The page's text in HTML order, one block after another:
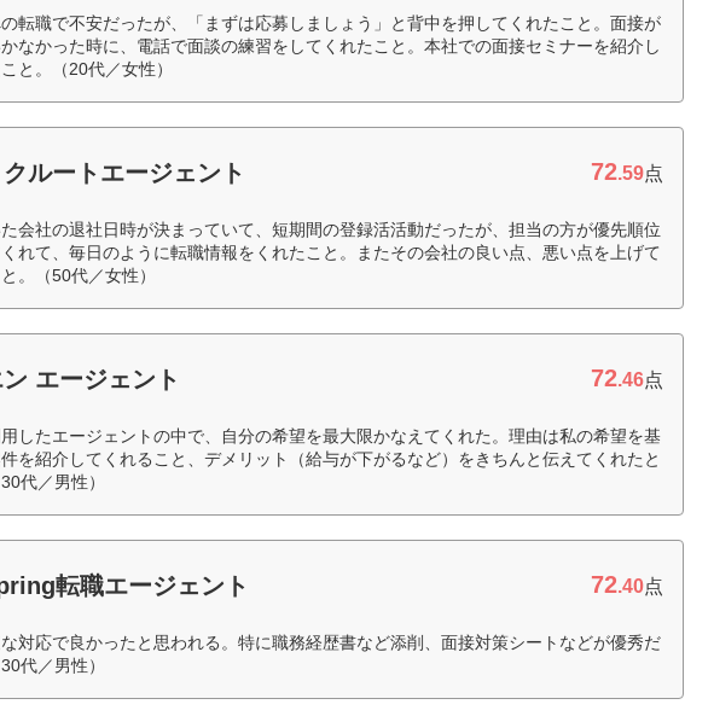
転職で不安だったが、「まずは応募しましょう」と背中を押してくれたこと。面接が
かなかった時に、電話で面談の練習をしてくれたこと。本社での面接セミナーを紹介し
と。（20代／女性）
クルートエージェント 72.59点
会社の退社日時が決まっていて、短期間の登録活活動だったが、担当の方が優先順位
れて、毎日のように転職情報をくれたこと。またその会社の良い点、悪い点を上げて
。（50代／女性）
エージェント 72.46点
したエージェントの中で、自分の希望を最大限かなえてくれた。理由は私の希望を基
を紹介してくれること、デメリット（給与が下がるなど）をきちんと伝えてくれたと
代／男性）
転職エージェント 72.40点
対応で良かったと思われる。特に職務経歴書など添削、面接対策シートなどが優秀だ
代／男性）